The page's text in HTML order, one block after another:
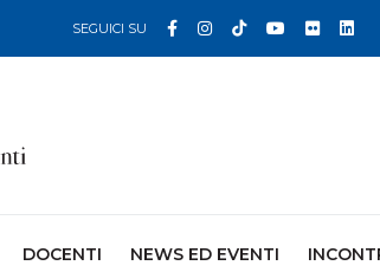
SEGUICI SU Facebook
Instagram
TikTokYouTube
Flickr
DOCENTI NEWS ED EVENTI